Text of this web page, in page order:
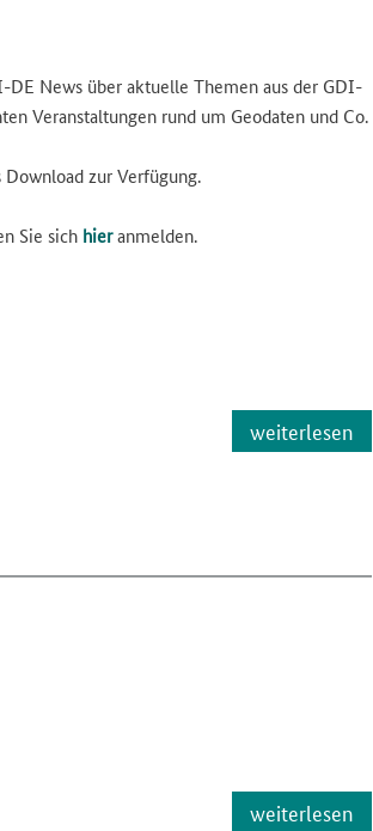
News über aktuelle Themen aus der GDI-
Veranstaltungen rund um Geodaten und Co.
zur Verfügung.
Sie sich hieranmelden.
weiterlesen
weiterlesen